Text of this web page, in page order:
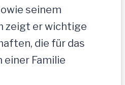
seinem
zeigt er wichtige
die für das
einer Familie